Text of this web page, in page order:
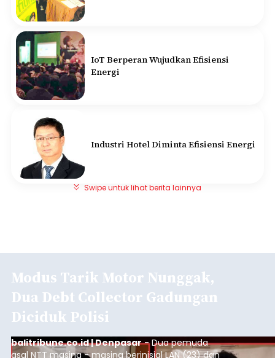
IoT Berperan Wujudkan Efisiensi
Energi
Industri Hotel Diminta Efisiensi Energi
Swipe untuk lihat berita lainnya
Modus Tarik Motor Nunggak,
Dua Debt Collector Gadungan
Diciduk Polisi
balitribune.co.id | Denpasar- Dua pemuda
asal NTT masing - masing berinisial LAN (23) dan